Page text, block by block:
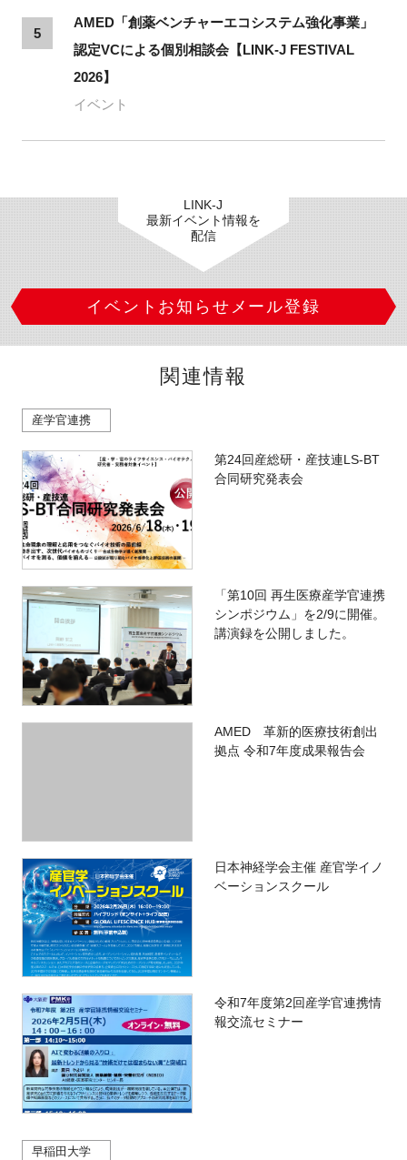
5
AMED「創薬ベンチャーエコシステム強化事業」
認定VCによる個別相談会【LINK-J FESTIVAL
2026】
イベント
LINK-J
最新イベント情報を
配信
イベントお知らせメール登録
関連情報
産学官連携
第24回産総研・産技連LS-BT
合同研究発表会
「第10回 再生医療産学官連携
シンポジウム」を2/9に開催。
講演録を公開しました。
AMED 革新的医療技術創出
拠点 令和7年度成果報告会
日本神経学会主催 産官学イノ
ベーションスクール
令和7年度第2回産学官連携情
報交流セミナー
早稲田大学